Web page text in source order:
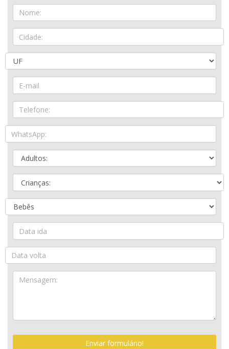
Enviar formulário!